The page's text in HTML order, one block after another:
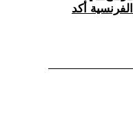
أكد